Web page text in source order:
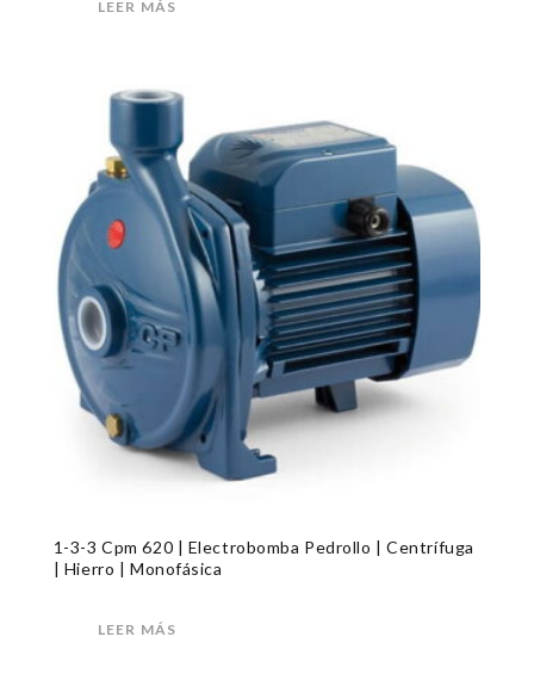
LEER MÁS
1-3-3 Cpm 620 | Electrobomba Pedrollo | Centrífuga
| Hierro | Monofásica
LEER MÁS